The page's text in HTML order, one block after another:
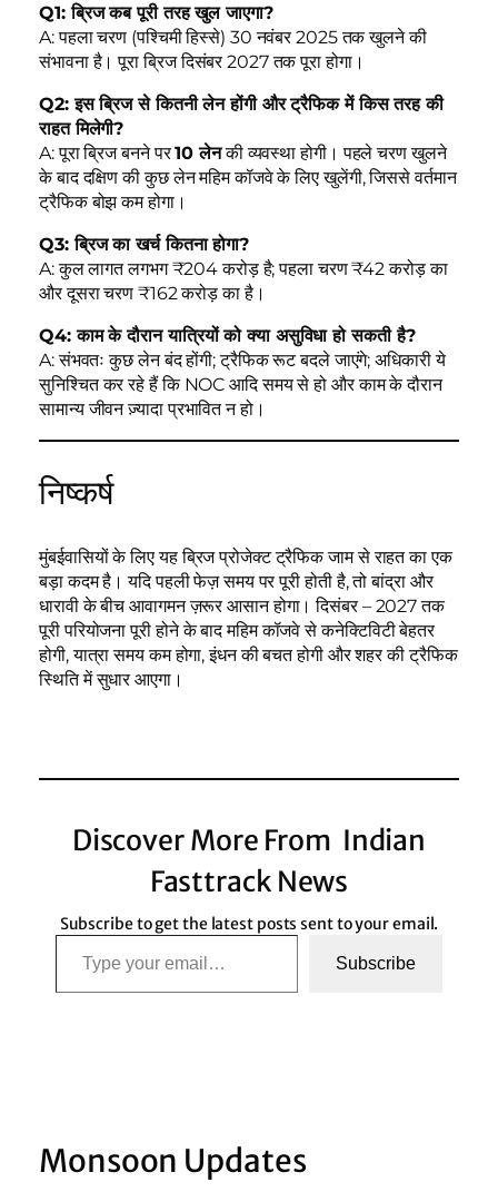
Q1: ब्रिज कब पूरी तरह खुल जाएगा?
A: पहला चरण (पश्चिमी हिस्से) 30 नवंबर 2025 तक खुलने की
संभावना है। पूरा ब्रिज दिसंबर 2027 तक पूरा होगा।
Q2: इस ब्रिज से कितनी लेन होंगी और ट्रैफिक में किस तरह की
राहत मिलेगी?
A: पूरा ब्रिज बनने पर10 लेनकी व्यवस्था होगी। पहले चरण खुलने
के बाद दक्षिण की कुछ लेन महिम कॉजवे के लिए खुलेंगी, जिससे वर्तमान
ट्रैफिक बोझ कम होगा।
Q3: ब्रिज का खर्च कितना होगा?
A: कुल लागत लगभग ₹204 करोड़ है; पहला चरण ₹42 करोड़ का
और दूसरा चरण ₹162 करोड़ का है।
Q4: काम के दौरान यात्रियों को क्या असुविधा हो सकती है?
A: संभवतः कुछ लेन बंद होंगी; ट्रैफिक रूट बदले जाएंगे; अधिकारी ये
सुनिश्चित कर रहे हैं कि NOC आदि समय से हो और काम के दौरान
सामान्य जीवन ज़्यादा प्रभावित न हो।
निष्कर्ष
मुंबईवासियों के लिए यह ब्रिज प्रोजेक्ट ट्रैफिक जाम से राहत का एक
बड़ा कदम है। यदि पहली फेज़ समय पर पूरी होती है, तो बांद्रा और
धारावी के बीच आवागमन ज़रूर आसान होगा। दिसंबर – 2027 तक
पूरी परियोजना पूरी होने के बाद महिम कॉजवे से कनेक्टिविटी बेहतर
होगी, यात्रा समय कम होगा, इंधन की बचत होगी और शहर की ट्रैफिक
स्थिति में सुधार आएगा।
Discover More From Indian
Fasttrack News
Subscribe to get the latest posts sent to your email.
Type your email…
Subscribe
Monsoon Updates